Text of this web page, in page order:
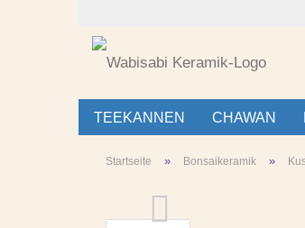
TEEKANNEN CHAWAN
Startseite » Bonsaikeramik »